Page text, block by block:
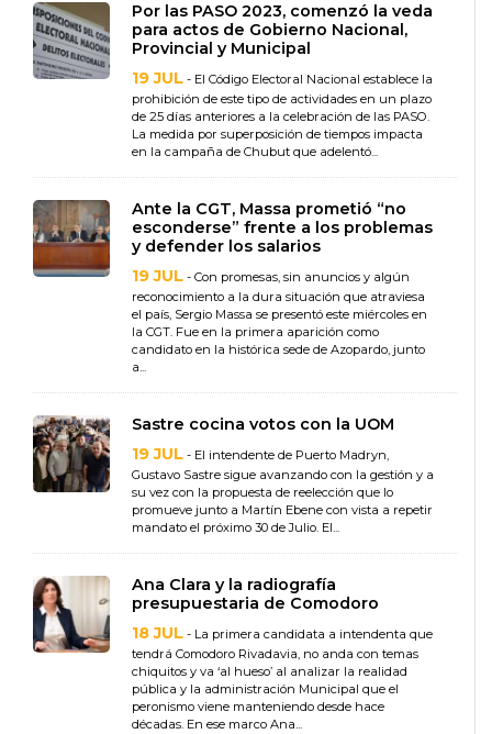
Por las PASO 2023, comenzó la veda
para actos de Gobierno Nacional,
Provincial y Municipal
19 JUL - El Código Electoral Nacional establece la
prohibición de este tipo de actividades en un plazo
de 25 días anteriores a la celebración de las PASO.
La medida por superposición de tiempos impacta
en la campaña de Chubut que adelentó...
Ante la CGT, Massa prometió “no
esconderse” frente a los problemas
y defender los salarios
19 JUL - Con promesas, sin anuncios y algún
reconocimiento a la dura situación que atraviesa
el país, Sergio Massa se presentó este miércoles en
la CGT. Fue en la primera aparición como
candidato en la histórica sede de Azopardo, junto
a...
Sastre cocina votos con la UOM
19 JUL - El intendente de Puerto Madryn,
Gustavo Sastre sigue avanzando con la gestión y a
su vez con la propuesta de reelección que lo
promueve junto a Martín Ebene con vista a repetir
mandato el próximo 30 de Julio. El...
Ana Clara y la radiografía
presupuestaria de Comodoro
18 JUL - La primera candidata a intendenta que
tendrá Comodoro Rivadavia, no anda con temas
chiquitos y va ‘al hueso’ al analizar la realidad
pública y la administración Municipal que el
peronismo viene manteniendo desde hace
décadas. En ese marco Ana...